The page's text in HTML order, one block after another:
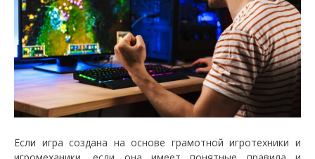
Если игра создана на основе грамотной игротехники и